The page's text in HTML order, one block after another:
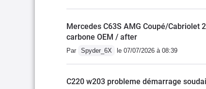
Mercedes C63S AMG Coupé/Cabriolet
carbone OEM / after
Par Spyder_6X le 07/07/2026 à 08:39
C220 w203 probleme démarrage